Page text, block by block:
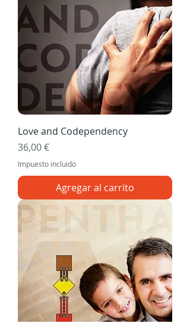
Love and Codependency
Precio
36,00 €
Impuesto incluido
Agregar al carrito